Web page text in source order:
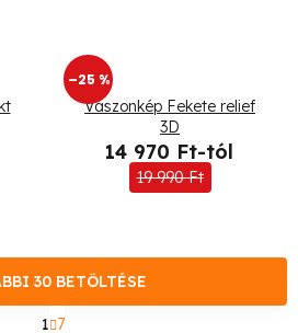
–25 %
Vászonkép Fekete relief
3D
14 970 Ft-tól
19 990 Ft
30 BETÖLTÉSE
L
1 7